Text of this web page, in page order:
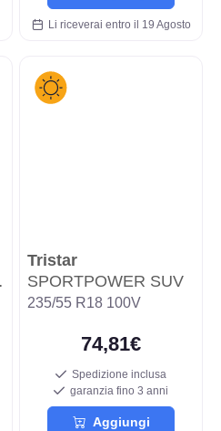
Li riceverai entro il 19 Agosto
Tristar
SPORTPOWER SUV
235/55 R18 100V
74,81€
Spedizione inclusa
garanzia fino 3 anni
Aggiungi